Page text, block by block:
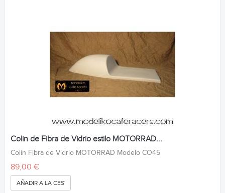
Colin de Fibra de Vidrio estilo MOTORRAD...
Colín Fibra de Vidrio MOTORRAD Modelo CO45
89,00 €
AÑADIR A LA CESTA